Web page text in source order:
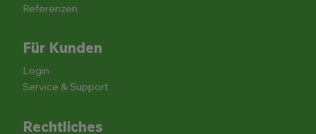
Referenzen
Für Kunden
Login
Service & Support
Rechtliches